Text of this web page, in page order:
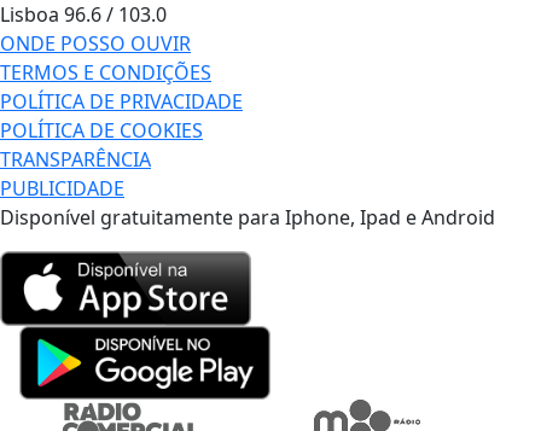
Lisboa 96.6 / 103.0
ONDE POSSO OUVIR
TERMOS E CONDIÇÕES
POLÍTICA DE PRIVACIDADE
POLÍTICA DE COOKIES
TRANSPARÊNCIA
PUBLICIDADE
Disponível gratuitamente para Iphone, Ipad e Android